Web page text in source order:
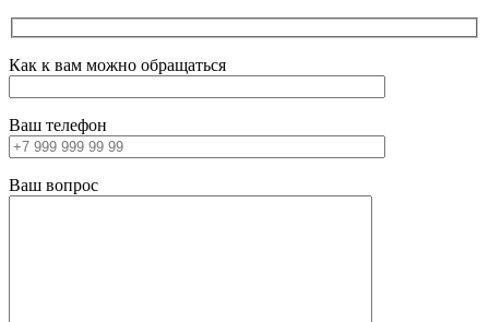
Как к вам можно обращаться
Ваш телефон
Ваш вопрос